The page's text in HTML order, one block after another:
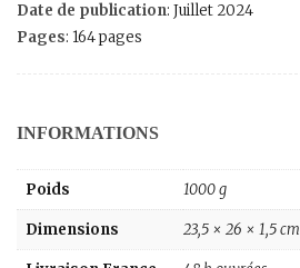
Date de publication: Juillet 2024
Pages: 164 pages
INFORMATIONS
Poids 1000 g
Dimensions 23,5 × 26 × 1,5 cm